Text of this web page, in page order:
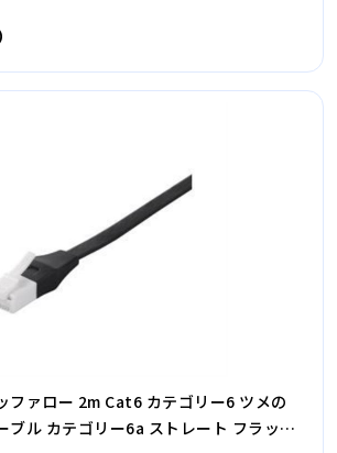
ファロー 2m Cat6 カテゴリー6 ツメの
ブル カテゴリー6a ストレート フラット